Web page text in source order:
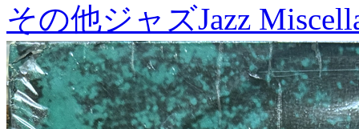
その他ジャズJazz